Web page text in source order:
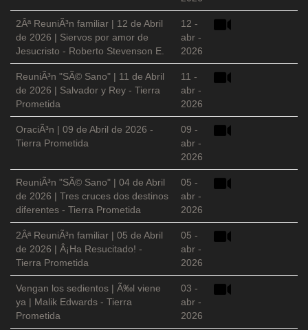
2Âª ReuniÃ³n familiar | 12 de Abril
de 2026 | Siervos por amor de
Jesucristo - Roberto Stevenson E.
12 -
abr -
2026
ReuniÃ³n "SÃ© Sano" | 11 de Abril
de 2026 | Salvador y Rey - Tierra
Prometida
11 -
abr -
2026
OraciÃ³n | 09 de Abril de 2026 -
Tierra Prometida
09 -
abr -
2026
ReuniÃ³n "SÃ© Sano" | 04 de Abril
de 2026 | Tres cruces dos destinos
diferentes - Tierra Prometida
05 -
abr -
2026
2Âª ReuniÃ³n familiar | 05 de Abril
de 2026 | Â¡Ha Resucitado! -
Tierra Prometida
05 -
abr -
2026
Vengan los sedientos | Ã‰l viene
ya | Malik Edwards - Tierra
Prometida
03 -
abr -
2026